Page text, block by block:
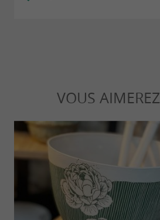
VOUS AIMEREZ